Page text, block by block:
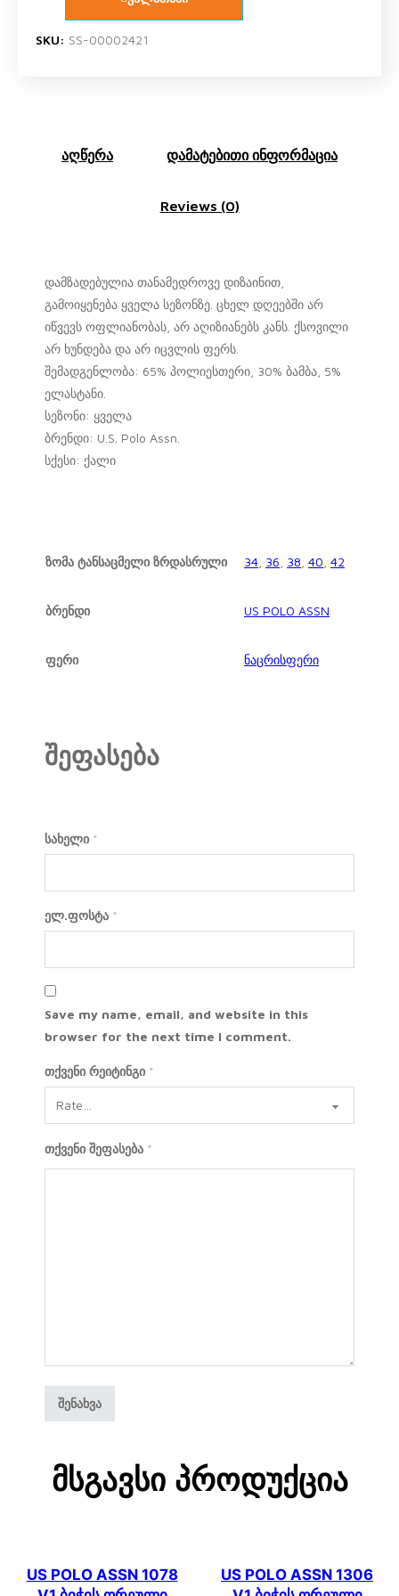
SKU: SS-00002421
აღწერა დამატებითი ინფორმაცია
Reviews (0)
დამზადებულია თანამედროვე დიზაინით,
გამოიყენება ყველა სეზონზე. ცხელ დღეებში არ
იწვევს ოფლიანობას, არ აღიზიანებს კანს. ქსოვილი
არ ხუნდება და არ იცვლის ფერს.
შემადგენლობა: 65% პოლიესთერი, 30% ბამბა, 5%
ელასტანი.
სეზონი: ყველა
ბრენდი: U.S. Polo Assn.
სქესი: ქალი
ზომა ტანსაცმელი ზრდასრული 34 36 38 40 42
ბრენდი US POLO ASSN
ფერი ნაცრისფერი
შეფასება
სახელი *
ელ.ფოსტა *
Save my name, email, and website in this
browser for the next time I comment.
თქვენი რეიტინგი *
თქვენი შეფასება *
Მსგავსი Პროდუქცია
US POLO ASSN 1078
US POLO ASSN 1306